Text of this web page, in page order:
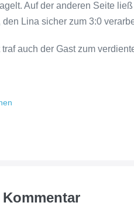
Auf der anderen Seite
Lina sicher zum 3:0
auch der Gast zum